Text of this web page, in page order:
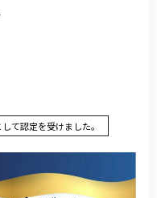
て認定を受けました。